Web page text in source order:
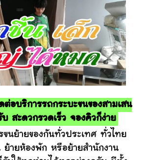
ต่อบริการรถกระบะขนของสามเสน
สะดวกรวดเร็ว จองคิวก็ง่าย
ยของกันทั่วประเทศ ทั่วไทย
ย้ายห้องพัก หรือย้ายสำนักงาน